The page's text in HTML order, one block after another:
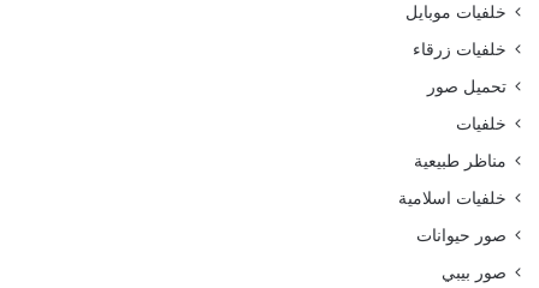
خلفيات موبايل
خلفيات زرقاء
تحميل صور
خلفيات
مناظر طبيعية
خلفيات اسلامية
صور حيوانات
صور بيبي